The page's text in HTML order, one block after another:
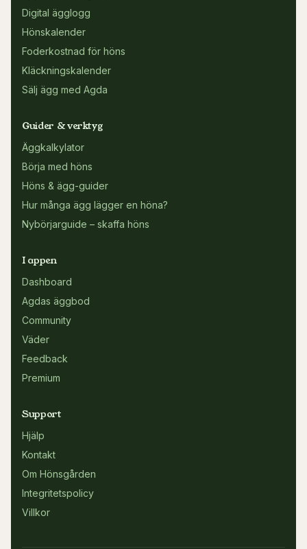
Digital ägglogg
Hönskalender
Foderkostnad för höns
Kläckningskalender
Sälj ägg med Agda
Guider & verktyg
Äggkalkylator
Börja med höns
Höns & ägg-guider
Hur många ägg lägger en höna?
Nybörjarguide – skaffa höns
I appen
Dashboard
Agdas äggbod
Community
Väder
Feedback
Premium
Support
Hjälp
Kontakt
Om Hönsgården
Integritetspolicy
Villkor